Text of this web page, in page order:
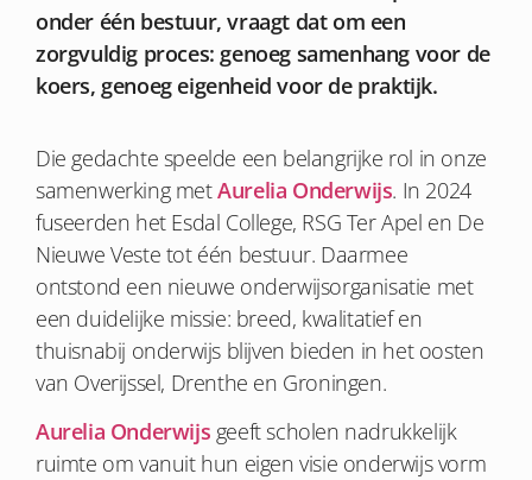
onder één bestuur, vraagt dat om een
zorgvuldig proces: genoeg samenhang voor de
koers, genoeg eigenheid voor de praktijk.
Die gedachte speelde een belangrijke rol in onze
samenwerking metAurelia Onderwijs. In 2024
fuseerden het Esdal College, RSG Ter Apel en De
Nieuwe Veste tot één bestuur. Daarmee
ontstond een nieuwe onderwijsorganisatie met
een duidelijke missie: breed, kwalitatief en
thuisnabij onderwijs blijven bieden in het oosten
van Overijssel, Drenthe en Groningen.
Aurelia Onderwijs geeft scholen nadrukkelijk
ruimte om vanuit hun eigen visie onderwijs vorm